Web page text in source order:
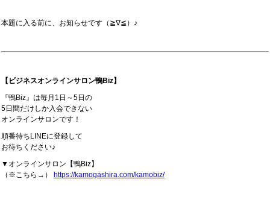
本題に入る前に、お知らせです（≧∇≦）♪
【ビジネスオンラインサロン鴨Biz】
『鴨Biz』は毎月1日～5日の
5日間だけしか入会できない
オンラインサロンです！
順番待ちLINEに登録して
お待ちください♪
▼オンラインサロン【鴨Biz】
（※こちら→） https://kamogashira.com/kamobiz/